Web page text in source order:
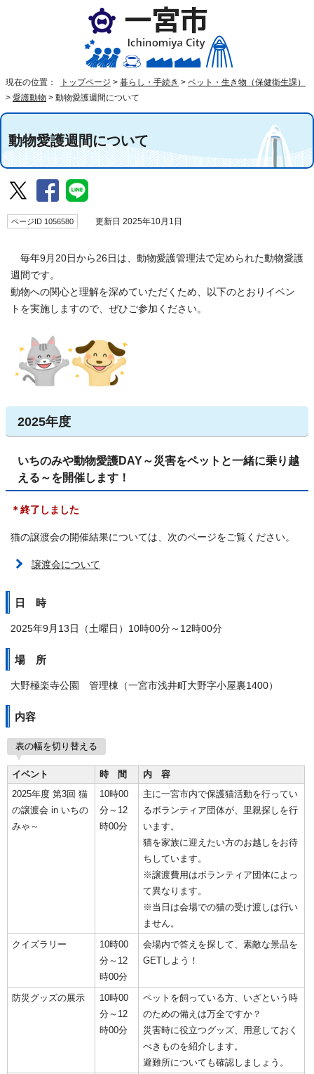
現在の位置： トップページ > 暮らし・手続き > ペット・生き物（保健衛生課）
> 愛護動物 > 動物愛護週間について
動物愛護週間について
ページID 1056580 更新日 2025年10月1日
毎年9月20日から26日は、動物愛護管理法で定められた動物愛護
週間です。
動物への関心と理解を深めていただくため、以下のとおりイベン
トを実施しますので、ぜひご参加ください。
2025年度
いちのみや動物愛護DAY～災害をペットと一緒に乗り越
える～を開催します！
＊終了しました
猫の譲渡会の開催結果については、次のページをご覧ください。
譲渡会について
日 時
2025年9月13日（土曜日）10時00分～12時00分
場 所
大野極楽寺公園 管理棟（一宮市浅井町大野字小屋裏1400）
内容
表の幅を切り替える
イベント 時 間
内 容
2025年度 第3回 猫
の譲渡会 in いちの
みゃ～
10時00
分～12
時00分
主に一宮市内で保護猫活動を行ってい
るボランティア団体が、里親探しを行
います。
猫を家族に迎えたい方のお越しをお待
ちしています。
※譲渡費用はボランティア団体によっ
て異なります。
※当日は会場での猫の受け渡しは行い
ません。
クイズラリー
10時00
分～12
時00分
会場内で答えを探して、素敵な景品を
GETしよう！
防災グッズの展示
10時00
分～12
時00分
ペットを飼っている方、いざという時
のための備えは万全ですか？
災害時に役立つグッズ、用意しておく
べきものを紹介します。
避難所についても確認しましょう。